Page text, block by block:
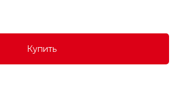
Купить
Купить